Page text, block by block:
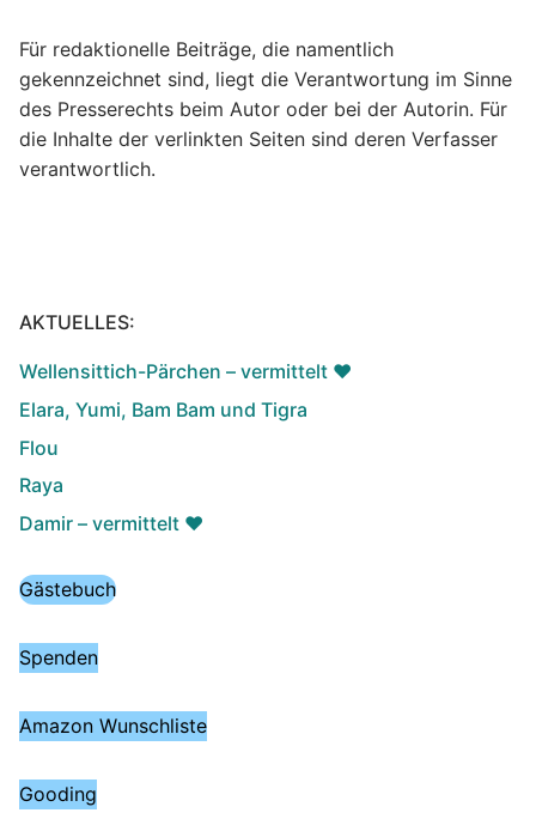
Für redaktionelle Beiträge, die namentlich
gekennzeichnet sind, liegt die Verantwortung im Sinne
des Presserechts beim Autor oder bei der Autorin. Für
die Inhalte der verlinkten Seiten sind deren Verfasser
verantwortlich.
AKTUELLES:
Wellensittich-Pärchen – vermittelt ♥️
Elara, Yumi, Bam Bam und Tigra
Flou
Raya
Damir – vermittelt ♥️
Gästebuch
Spenden
Amazon Wunschliste
Gooding